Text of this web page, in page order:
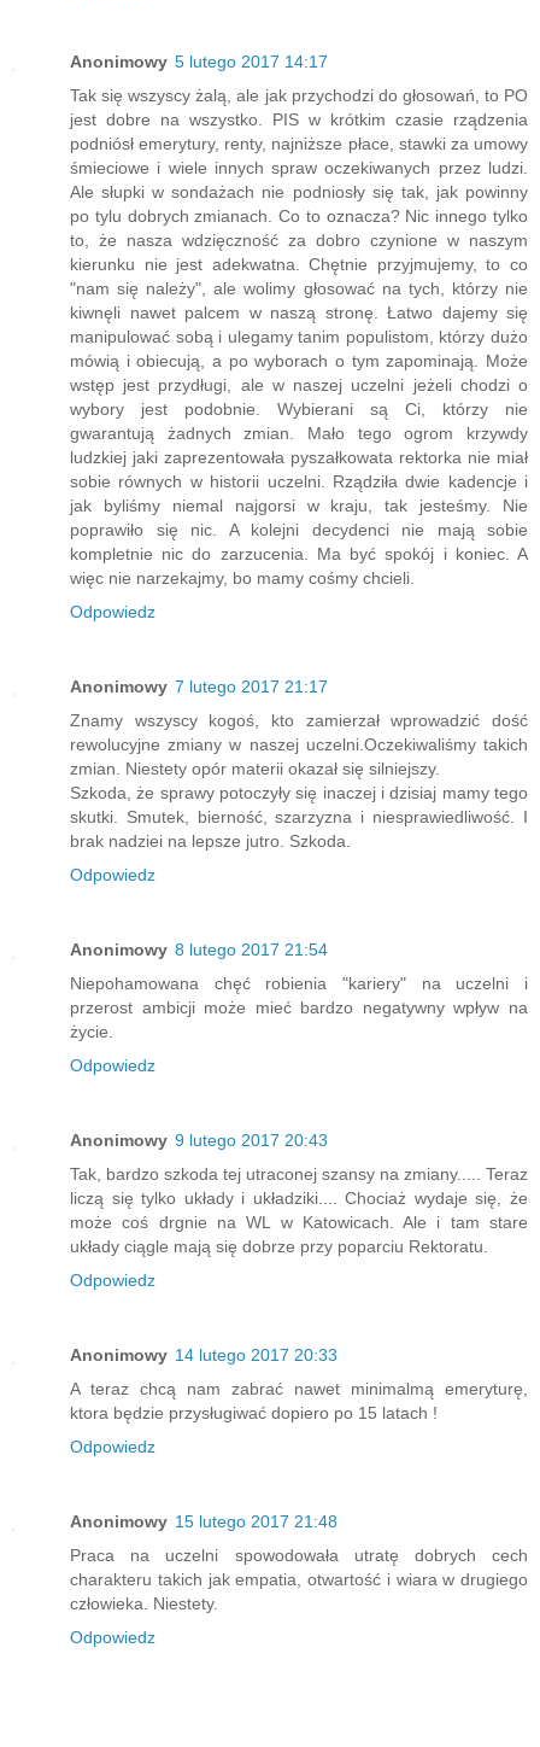
Anonimowy 5 lutego 2017 14:17
Tak się wszyscy żalą, ale jak przychodzi do głosowań, to PO
jest dobre na wszystko. PIS w krótkim czasie rządzenia
podniósł emerytury, renty, najniższe płace, stawki za umowy
śmieciowe i wiele innych spraw oczekiwanych przez ludzi.
Ale słupki w sondażach nie podniosły się tak, jak powinny
po tylu dobrych zmianach. Co to oznacza? Nic innego tylko
to, że nasza wdzięczność za dobro czynione w naszym
kierunku nie jest adekwatna. Chętnie przyjmujemy, to co
"nam się należy", ale wolimy głosować na tych, którzy nie
kiwnęli nawet palcem w naszą stronę. Łatwo dajemy się
manipulować sobą i ulegamy tanim populistom, którzy dużo
mówią i obiecują, a po wyborach o tym zapominają. Może
wstęp jest przydługi, ale w naszej uczelni jeżeli chodzi o
wybory jest podobnie. Wybierani są Ci, którzy nie
gwarantują żadnych zmian. Mało tego ogrom krzywdy
ludzkiej jaki zaprezentowała pyszałkowata rektorka nie miał
sobie równych w historii uczelni. Rządziła dwie kadencje i
jak byliśmy niemal najgorsi w kraju, tak jesteśmy. Nie
poprawiło się nic. A kolejni decydenci nie mają sobie
kompletnie nic do zarzucenia. Ma być spokój i koniec. A
więc nie narzekajmy, bo mamy cośmy chcieli.
Odpowiedz
Anonimowy 7 lutego 2017 21:17
Znamy wszyscy kogoś, kto zamierzał wprowadzić dość
rewolucyjne zmiany w naszej uczelni.Oczekiwaliśmy takich
zmian. Niestety opór materii okazał się silniejszy.
Szkoda, że sprawy potoczyły się inaczej i dzisiaj mamy tego
skutki. Smutek, bierność, szarzyzna i niesprawiedliwość. I
brak nadziei na lepsze jutro. Szkoda.
Odpowiedz
Anonimowy 8 lutego 2017 21:54
Niepohamowana chęć robienia "kariery" na uczelni i
przerost ambicji może mieć bardzo negatywny wpływ na
życie.
Odpowiedz
Anonimowy 9 lutego 2017 20:43
Tak, bardzo szkoda tej utraconej szansy na zmiany..... Teraz
liczą się tylko układy i układziki.... Chociaż wydaje się, że
może coś drgnie na WL w Katowicach. Ale i tam stare
układy ciągle mają się dobrze przy poparciu Rektoratu.
Odpowiedz
Anonimowy 14 lutego 2017 20:33
A teraz chcą nam zabrać nawet minimalmą emeryturę,
ktora będzie przysługiwać dopiero po 15 latach !
Odpowiedz
Anonimowy 15 lutego 2017 21:48
Praca na uczelni spowodowała utratę dobrych cech
charakteru takich jak empatia, otwartość i wiara w drugiego
człowieka. Niestety.
Odpowiedz